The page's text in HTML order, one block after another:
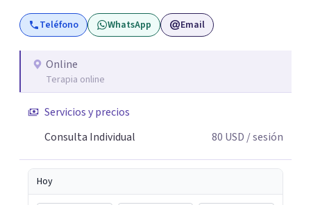
mental y he trabajado en distintos contextos clínicos con
niños, Adolescentes y Adultos
Teléfono WhatsApp Email
Online
Terapia online
Servicios y precios
Consulta Individual
80 USD / sesión
Hoy